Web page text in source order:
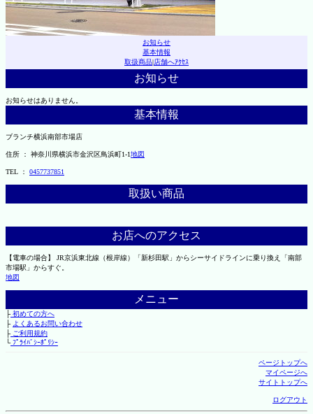
お知らせ
基本情報
取扱商品|店舗へｱｸｾｽ
お知らせ
お知らせはありません。
基本情報
ブランチ横浜南部市場店
住所 ： 神奈川県横浜市金沢区鳥浜町1-1地図
TEL ： 0457737851
取扱い商品
お店へのアクセス
【電車の場合】 JR京浜東北線（根岸線）「新杉田駅」からシーサイドラインに乗り換え「南部
市場駅」からすぐ。
地図
メニュー
├初めての方へ
├ よくあるお問い合わせ
├ご利用規約
└ﾌﾟﾗｲﾊﾞｼｰﾎﾟﾘｼｰ
ページトップへ
マイページへ
サイトトップへ
ログアウト